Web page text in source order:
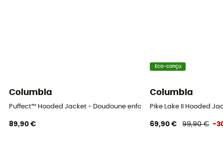
Columbia
Puffect™ Hooded Jacket - Doudoune enfant
89,90 €
Eco-conçu
Columbia
Pike Lake II Hooded
69,90 € 99,90 € -